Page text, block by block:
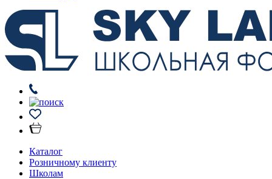
Каталог
Розничному клиенту
Школам